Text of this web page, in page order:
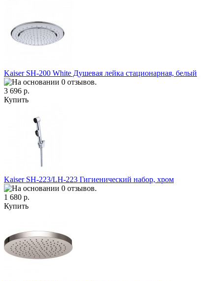
Kaiser SH-200 White Душевая лейка стационарная, белый
3 696 р.
Купить
Kaiser SH-223/LH-223 Гигиенический набор, хром
1 680 р.
Купить